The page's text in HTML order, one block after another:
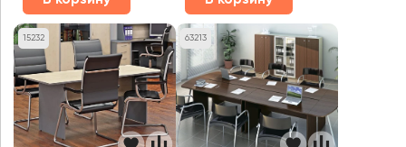
15232 63213